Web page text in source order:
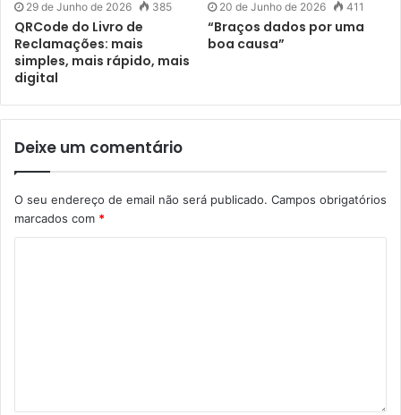
29 de Junho de 2026 385
QRCode do Livro de
Reclamações: mais
simples, mais rápido, mais
digital
20 de Junho de 2026 411
“Braços dados por uma
boa causa”
Deixe um comentário
O seu endereço de email não será publicado. Campos obrigatórios
marcados com *